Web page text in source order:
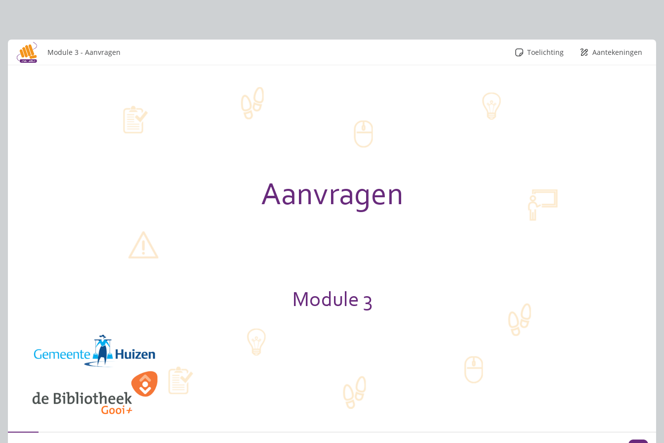
Toelichting Aantekeningen
Module 3 - Aanvragen
Aanvragen
Module 3